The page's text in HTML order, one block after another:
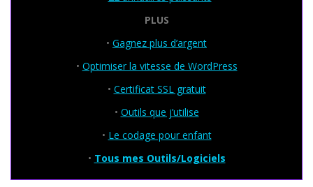
PLUS
• Gagnez plus d’argent
• Optimiser la vitesse de WordPress
• Certificat SSL gratuit
• Outils que j’utilise
• Le codage pour enfant
• Tous mes Outils/Logiciels